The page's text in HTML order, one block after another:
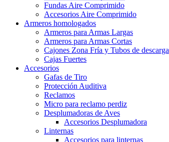
Fundas Aire Comprimido
Accesorios Aire Comprimido
Armeros homologados
Armeros para Armas Largas
Armeros para Armas Cortas
Cajones Zona Fría y Tubos de descarga
Cajas Fuertes
Accesorios
Gafas de Tiro
Protección Auditiva
Reclamos
Micro para reclamo perdiz
Desplumadoras de Aves
Accesorios Desplumadora
Linternas
Accesorios para linternas